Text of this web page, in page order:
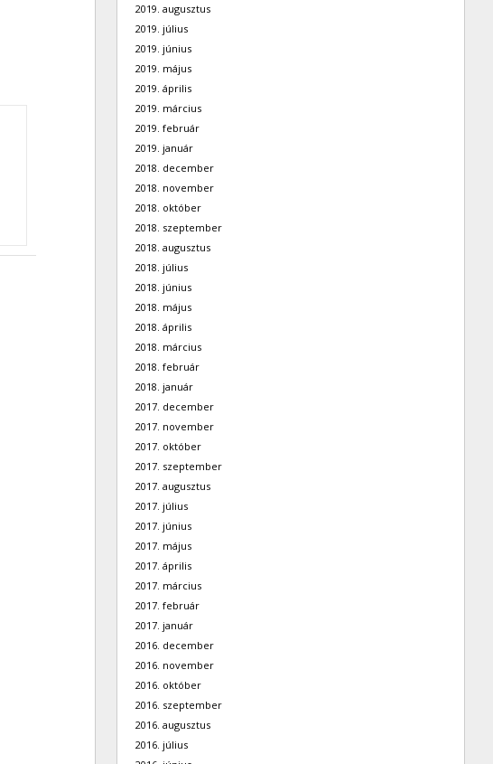
2019. augusztus
2019. július
2019. június
2019. május
2019. április
2019. március
2019. február
2019. január
2018. december
2018. november
2018. október
2018. szeptember
2018. augusztus
2018. július
2018. június
2018. május
2018. április
2018. március
2018. február
2018. január
2017. december
2017. november
2017. október
2017. szeptember
2017. augusztus
2017. július
2017. június
2017. május
2017. április
2017. március
2017. február
2017. január
2016. december
2016. november
2016. október
2016. szeptember
2016. augusztus
2016. július